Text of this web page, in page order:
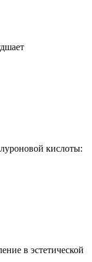
кислоты:
в эстетической